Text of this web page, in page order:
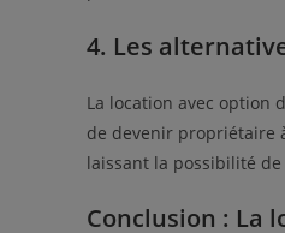
4. Les
La location avec option
de devenir propriétaire
laissant la possibilité
Conclusion : La